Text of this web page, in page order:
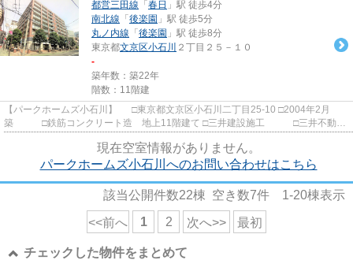
都営三田線 「 春日 」駅 徒歩4分
南北線 「 後楽園 」駅 徒歩5分
丸ノ内線 「 後楽園 」駅 徒歩8分
東京都文京区小石川 ２丁目２５－１０
-
築年数：築22年
階数：11階建
【パークホームズ小石川】 □東京都文京区小石川二丁目25-10 □2004年2月
築 □鉄筋コンクリート造 地上11階建て □三井建設施工 □三井不動産
現在空室情報がありません。
パークホームズ小石川へのお問い合わせはこちら
該当公開件数22棟 空き数7件 1-20棟表示
<<前へ 1 2 次へ>> 最初
チェックした物件をまとめて